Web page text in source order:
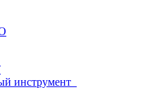
инструмент